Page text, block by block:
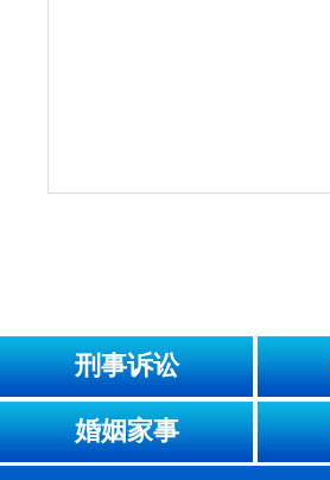
刑事诉讼
婚姻家事